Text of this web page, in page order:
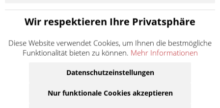
R 12 nineT KR1
Wir respektieren Ihre Privatsphäre
Diese Website verwendet Cookies, um Ihnen die bestmögliche
Funktionalität bieten zu können. Mehr Informationen
Datenschutzeinstellungen
Nur funktionale Cookies akzeptieren